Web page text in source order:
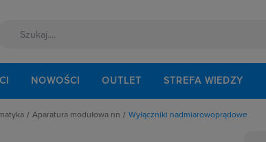
NOWOŚCI OUTLET STREFA WIEDZY
Aparatura modułowa nn
Wyłączniki nadmiarowoprądowe